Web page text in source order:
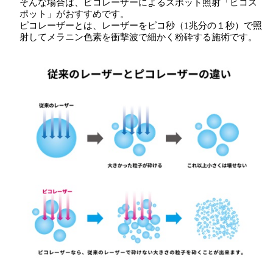
ポット」がおすすめです。
ピコレーザーとは、レーザーをピコ秒（1兆分の１秒）で照
射してメラニン色素を衝撃波で細かく粉砕する施術です。